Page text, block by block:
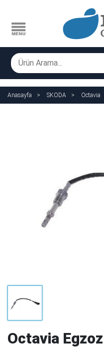
Anasayfa SKODA Octavia
Octavia